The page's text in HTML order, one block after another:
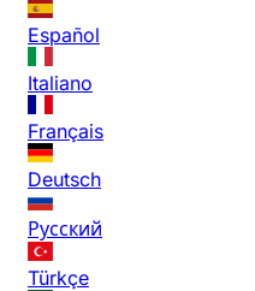
Español
Italiano
Français
Deutsch
Русский
Türkçe